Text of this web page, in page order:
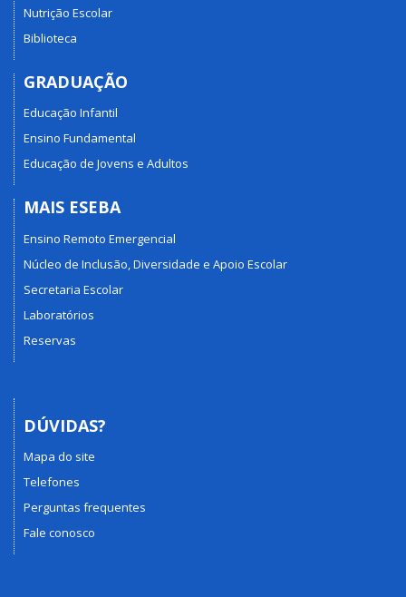
Nutrição Escolar
Biblioteca
GRADUAÇÃO
Educação Infantil
Ensino Fundamental
Educação de Jovens e Adultos
MAIS ESEBA
Ensino Remoto Emergencial
Núcleo de Inclusão, Diversidade e Apoio Escolar
Secretaria Escolar
Laboratórios
Reservas
DÚVIDAS?
Mapa do site
Telefones
Perguntas frequentes
Fale conosco